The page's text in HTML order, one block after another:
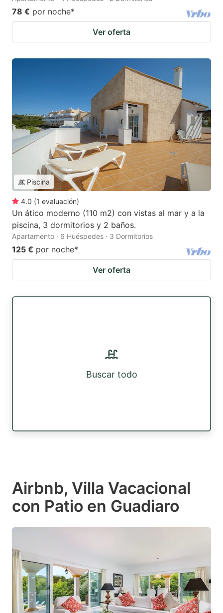
78 € por noche*
Ver oferta
Piscina
4.0 (1 evaluación)
Un ático moderno (110 m2) con vistas al mar y a la
piscina, 3 dormitorios y 2 baños.
Apartamento · 6 Huéspedes · 3 Dormitorios
125 € por noche*
Ver oferta
Buscar todo
Airbnb, Villa Vacacional
con Patio en Guadiaro